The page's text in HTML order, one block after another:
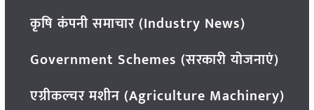
कृषि कंपनी समाचार (Industry News)
Government Schemes (सरकारी योजनाएं)
एग्रीकल्चर मशीन (Agriculture Machinery)